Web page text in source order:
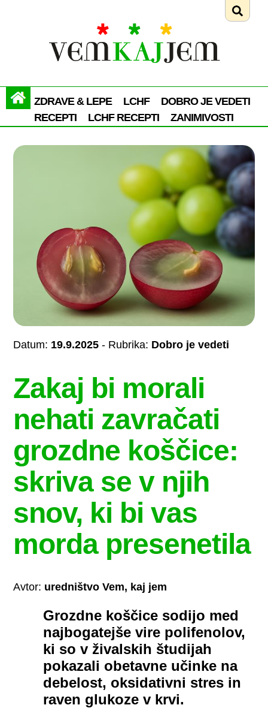
ZDRAVE & LEPE LCHF
DOBRO JE VEDETI
RECEPTI
LCHF RECEPTI ZANIMIVOSTI
Datum: 19.9.2025 - Rubrika: Dobro je vedeti
Zakaj bi morali
nehati zavračati
grozdne koščice:
skriva se v njih
snov, ki bi vas
morda presenetila
Avtor: uredništvo Vem, kaj jem
Grozdne koščice sodijo med
najbogatejše vire polifenolov,
ki so v živalskih študijah
pokazali obetavne učinke na
debelost, oksidativni stres in
raven glukoze v krvi.